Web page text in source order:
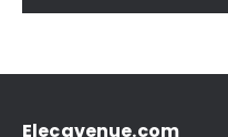
Elecavenue.com